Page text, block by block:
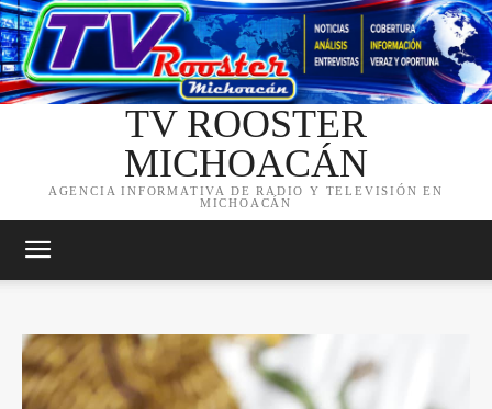
TV ROOSTER
MICHOACÁN
AGENCIA INFORMATIVA DE RADIO Y TELEVISIÓN EN
MICHOACÁN